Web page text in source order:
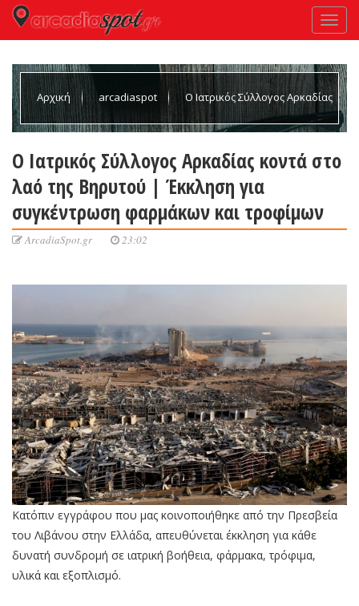
Αρχική arcadiaspot Ο Ιατρικός Σύλλογος Αρκαδίας
φαρμάκων και τροφίμων
Ο Ιατρικός Σύλλογος Αρκαδίας κοντά στο
λαό της Βηρυτού | Έκκληση για
συγκέντρωση φαρμάκων και τροφίμων
ArcadiaSpot.gr 23:02
Κατόπιν εγγράφου που μας κοινοποιήθηκε από την Πρεσβεία
του Λιβάνου στην Ελλάδα, απευθύνεται έκκληση για κάθε
δυνατή συνδρομή σε ιατρική βοήθεια, φάρμακα, τρόφιμα,
υλικά και εξοπλισμό.